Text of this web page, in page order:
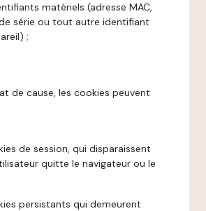
matériels (adresse MAC,
série ou tout autre identifiant
;
de cause, les cookies peuvent
de session, qui disparaissent
quitte le navigateur ou le
persistants qui demeurent